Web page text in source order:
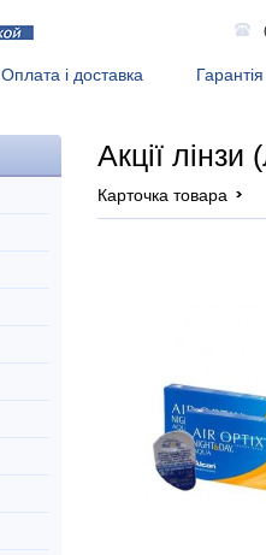
Оплата і доставка Гарантія
Акції лінзи
Карточка товара